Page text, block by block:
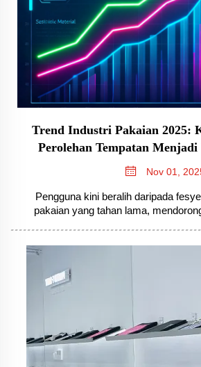
Trend Industri Pakaian 2025:
Perolehan Tempatan
Nov 01,
Pengguna kini beralih daripada
pakaian yang tahan lama,
dengan pengguna dan jenama